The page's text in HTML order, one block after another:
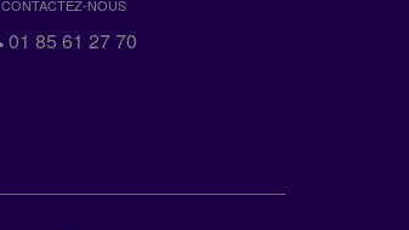
CONTACTEZ-NOUS
01 85 61 27 70